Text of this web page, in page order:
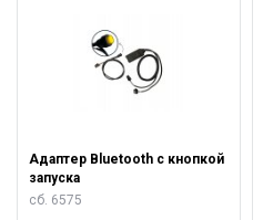
Адаптер Bluetooth с кнопкой
запуска
сб. 6575